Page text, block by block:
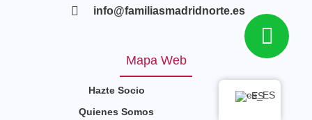
info@familiasmadridnorte.es
Mapa Web
Hazte Socio
Quienes Somos
ES